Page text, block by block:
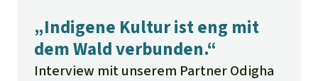
„Indigene Kultur ist eng mit
dem Wald verbunden.“
Interview mit unserem Partner Odigha